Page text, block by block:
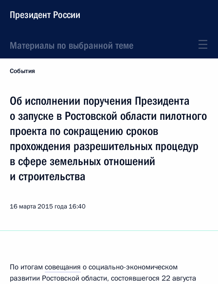
Президент России
Материалы по выбранной теме
События
Об исполнении поручения Президента
о запуске в Ростовской области пилотного
проекта по сокращению сроков
прохождения разрешительных процедур
в сфере земельных отношений
и строительства
16 марта 2015 года 16:40
По итогам совещания о социально-экономическом
развитии Ростовской области, состоявшегося 22 августа